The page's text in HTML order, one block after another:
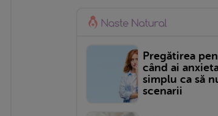
Pregătirea
când ai
simplu ca să
scenarii